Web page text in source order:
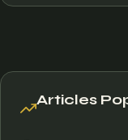
Articles